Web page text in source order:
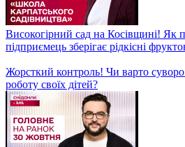
Гарріс чи Трамп? Хто є фаворитом
США?
У Валенсії короля та прем'єр-
чому звинувачують іспанських